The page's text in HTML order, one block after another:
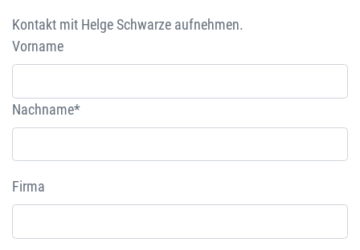
Kontakt mit Helge Schwarze aufnehmen.
Vorname
Nachname*
Firma